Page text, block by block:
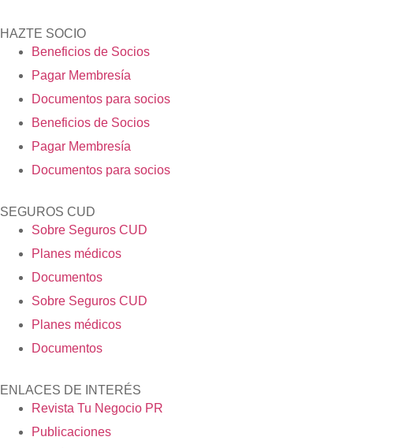
HAZTE SOCIO
Beneficios de Socios
Pagar Membresía
Documentos para socios
Beneficios de Socios
Pagar Membresía
Documentos para socios
SEGUROS CUD
Sobre Seguros CUD
Planes médicos
Documentos
Sobre Seguros CUD
Planes médicos
Documentos
ENLACES DE INTERÉS
Revista Tu Negocio PR
Publicaciones